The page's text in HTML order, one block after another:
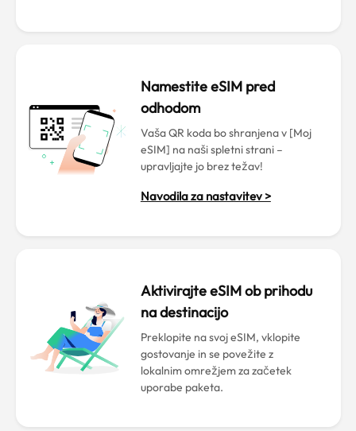
Namestite eSIM pred
odhodom
Vaša QR koda bo shranjena v [Moj
eSIM] na naši spletni strani –
upravljajte jo brez težav!
Navodila za nastavitev >
Aktivirajte eSIM ob prihodu
na destinacijo
Preklopite na svoj eSIM, vklopite
gostovanje in se povežite z
lokalnim omrežjem za začetek
uporabe paketa.